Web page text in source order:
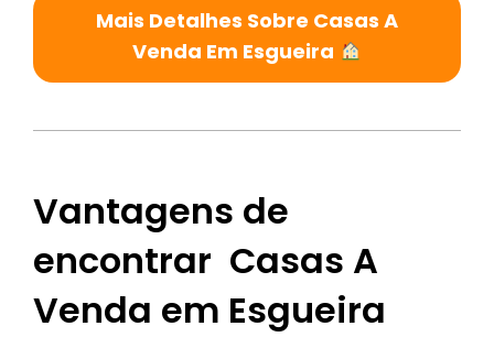
Mais Detalhes Sobre Casas A
Venda Em Esgueira
Vantagens de
encontrar Casas A
Venda em Esgueira